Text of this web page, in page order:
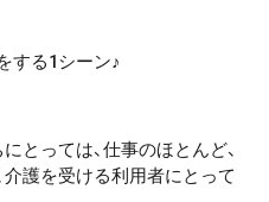
する1シーン♪
とっては、仕事のほとんど、
護を受ける利用者にとって